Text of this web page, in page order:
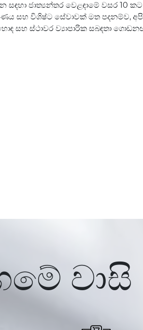
සඳහා ජාත්‍යන්තර වෙළඳාමේ වසර 10
සහ විශිෂ්ට සේවාවක් මත පදනම්ව, අපි
සහ ස්ථාවර ව්‍යාපාරික සබඳතා
වාසි